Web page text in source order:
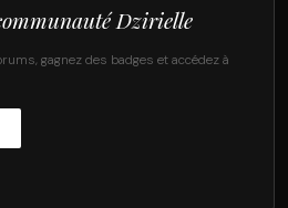
Dzirielle
gagnez des badges et accédez à